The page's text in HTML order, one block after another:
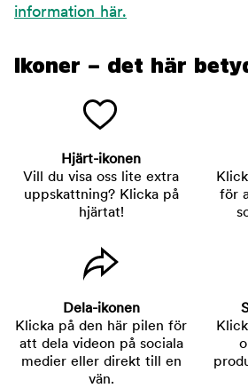
information här.
Ikoner – det här
Hjärt-ikonen
Vill du visa oss lite extra
uppskattning? Klicka på
hjärtat!
för
Dela-ikonen
Klicka på den här pilen för
att dela videon på sociala
medier eller direkt till en
vän.